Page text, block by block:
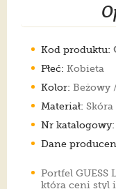
Kod produktu:
Płeć: Kobieta
Kolor: Beżowy
Materiał:
Nr katalogowy:
Dane
Portfel GUESS
która ceni styl